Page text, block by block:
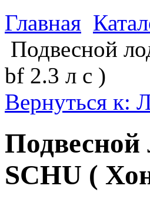
Главная
Подвесной
bf 2.3 л с )
Вернуться к:
Подвесной
SCHU (